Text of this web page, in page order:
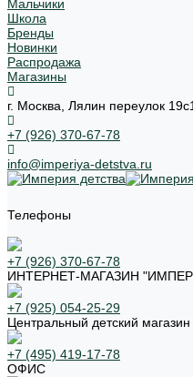
Мальчики
Школа
Бренды
Новинки
Распродажа
Магазины
г. Москва, Лялин переулок 19с1
+7 (926) 370-67-78
info@imperiya-detstva.ru
Телефоны
+7 (926) 370-67-78
ИНТЕРНЕТ-МАГАЗИН
+7 (925) 054-25-29
Центральный детский магазин
+7 (495) 419-17-78
ОФИС